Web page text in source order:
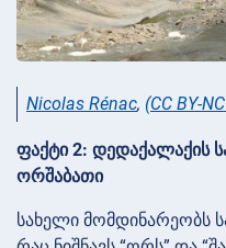
Nicolas Rénac, (CC BY-
ფაქტი 2: დედაქალაქის
ორშაბათი
სახელი მომდინარეობს